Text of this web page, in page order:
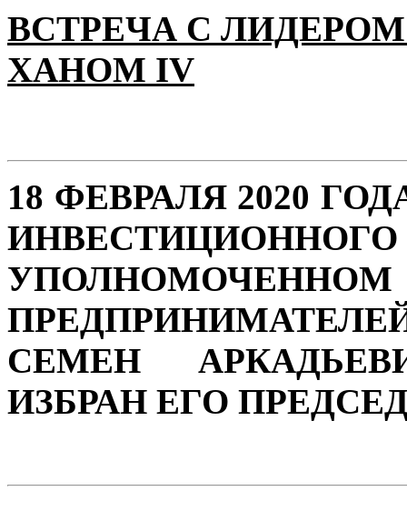
ВСТРЕЧА С
ХАНОМ IV
18 ФЕВРАЛЯ 2020
СЕМЕН
ИЗБРАН ЕГО